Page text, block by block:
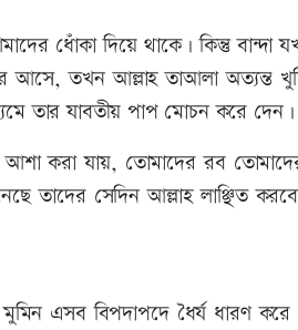
ধোঁকা দিয়ে থাকে। কিন্তু বান্দা
আসে, তখন আল্লাহ তাআলা অত্যন্ত
তার যাবতীয় পাপ মোচন করে দেন।
আশা করা যায়, তোমাদের রব
তাদের সেদিন আল্লাহ লাঞ্ছিত
এসব বিপদাপদে ধৈর্য ধারণ